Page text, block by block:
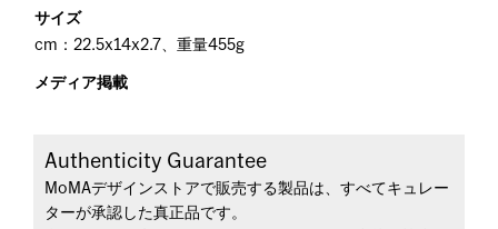
サイズ
cm：22.5x14x2.7、重量455g
メディア掲載
Authenticity Guarantee
MoMAデザインストアで販売する製品は、すべてキュレー
ターが承認した真正品です。